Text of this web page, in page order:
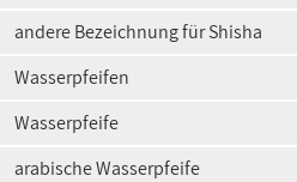
andere Bezeichnung für Shisha
Wasserpfeifen
Wasserpfeife
arabische Wasserpfeife